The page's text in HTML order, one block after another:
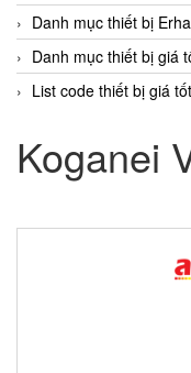
Danh mục thiết bị
Danh mục thiết bị giá
List code thiết bị giá
Koganei